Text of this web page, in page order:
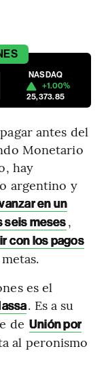
NASDAQ
+1.00%
25,373.85
antes del
Monetario
hay
argentino y
en un
seis meses,
con los pagos
es el
. Es a su
de Unión por
al peronismo